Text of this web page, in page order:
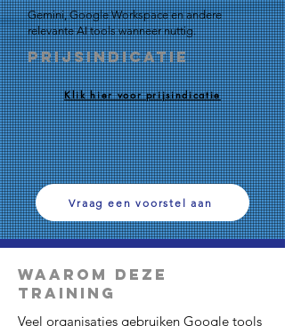
Gemini, Google Workspace en andere
relevante AI tools wanneer nuttig.
Prijsindicatie
Klik hier voor prijsindicatie
Vraag een voorstel aan
Waarom deze
Training
Veel organisaties gebruiken Google tools